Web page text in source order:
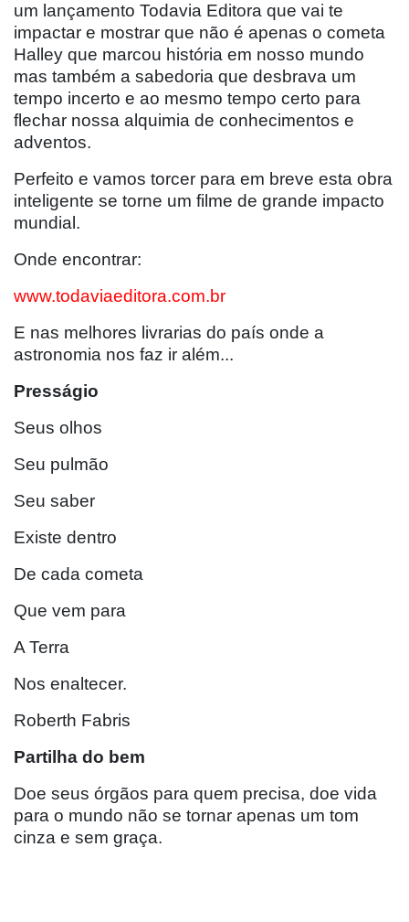
um lançamento Todavia Editora que vai te
impactar e mostrar que não é apenas o cometa
Halley que marcou história em nosso mundo
mas também a sabedoria que desbrava um
tempo incerto e ao mesmo tempo certo para
flechar nossa alquimia de conhecimentos e
adventos.
Perfeito e vamos torcer para em breve esta obra
inteligente se torne um filme de grande impacto
mundial.
Onde encontrar:
www.todaviaeditora.com.br
E nas melhores livrarias do país onde a
astronomia nos faz ir além...
Presságio
Seus olhos
Seu pulmão
Seu saber
Existe dentro
De cada cometa
Que vem para
A Terra
Nos enaltecer.
Roberth Fabris
Partilha do bem
Doe seus órgãos para quem precisa, doe vida
para o mundo não se tornar apenas um tom
cinza e sem graça.